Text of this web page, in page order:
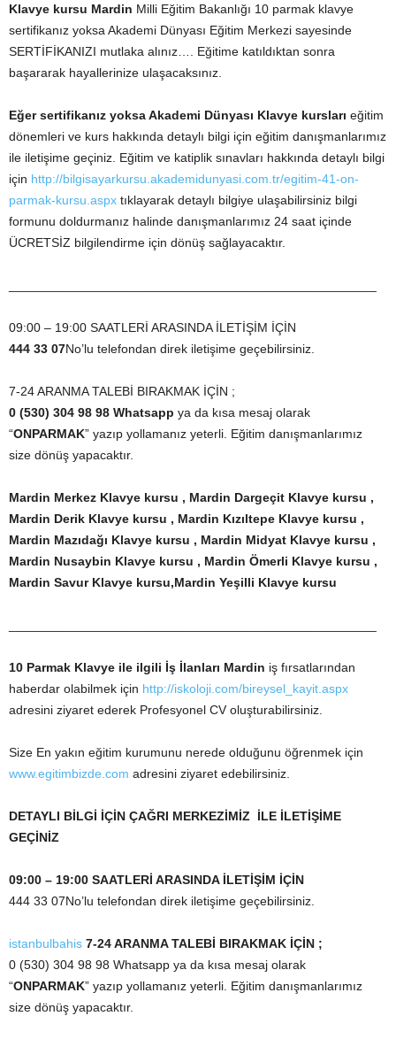
Klavye kursu Mardin Milli Eğitim Bakanlığı 10 parmak klavye
sertifikanız yoksa Akademi Dünyası Eğitim Merkezi sayesinde
SERTİFİKANIZI mutlaka alınız…. Eğitime katıldıktan sonra
başararak hayallerinize ulaşacaksınız.
Eğer sertifikanız yoksa Akademi Dünyası Klavye kursları eğitim
dönemleri ve kurs hakkında detaylı bilgi için eğitim danışmanlarımız
ile iletişime geçiniz. Eğitim ve katiplik sınavları hakkında detaylı bilgi
için http://bilgisayarkursu.akademidunyasi.com.tr/egitim-41-on-
parmak-kursu.aspx tıklayarak detaylı bilgiye ulaşabilirsiniz bilgi
formunu doldurmanız halinde danışmanlarımız 24 saat içinde
ÜCRETSİZ bilgilendirme için dönüş sağlayacaktır.
09:00 – 19:00 SAATLERİ ARASINDA İLETİŞİM İÇİN
444 33 07No’lu telefondan direk iletişime geçebilirsiniz.
7-24 ARANMA TALEBİ BIRAKMAK İÇİN ;
0 (530) 304 98 98 Whatsapp ya da kısa mesaj olarak
“ONPARMAK” yazıp yollamanız yeterli. Eğitim danışmanlarımız
size dönüş yapacaktır.
Mardin Merkez Klavye kursu , Mardin Dargeçit Klavye kursu ,
Mardin Derik Klavye kursu , Mardin Kızıltepe Klavye kursu ,
Mardin Mazıdağı Klavye kursu , Mardin Midyat Klavye kursu ,
Mardin Nusaybin Klavye kursu , Mardin Ömerli Klavye kursu ,
Mardin Savur Klavye kursu,Mardin Yeşilli Klavye kursu
10 Parmak Klavye ile ilgili İş İlanları Mardin iş fırsatlarından
haberdar olabilmek için http://iskoloji.com/bireysel_kayit.aspx
adresini ziyaret ederek Profesyonel CV oluşturabilirsiniz.
Size En yakın eğitim kurumunu nerede olduğunu öğrenmek için
www.egitimbizde.com adresini ziyaret edebilirsiniz.
DETAYLI BİLGİ İÇİN ÇAĞRI MERKEZİMİZ İLE İLETİŞİME
GEÇİNİZ
09:00 – 19:00 SAATLERİ ARASINDA İLETİŞİM İÇİN
444 33 07No’lu telefondan direk iletişime geçebilirsiniz.
istanbulbahis 7-24 ARANMA TALEBİ BIRAKMAK İÇİN ;
0 (530) 304 98 98 Whatsapp ya da kısa mesaj olarak
“ONPARMAK” yazıp yollamanız yeterli. Eğitim danışmanlarımız
size dönüş yapacaktır.